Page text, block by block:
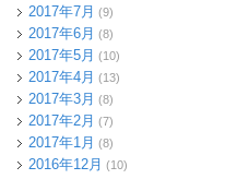
2017年7月 (9)
2017年6月 (8)
2017年5月 (10)
2017年4月 (13)
2017年3月 (8)
2017年2月 (7)
2017年1月 (8)
2016年12月 (10)